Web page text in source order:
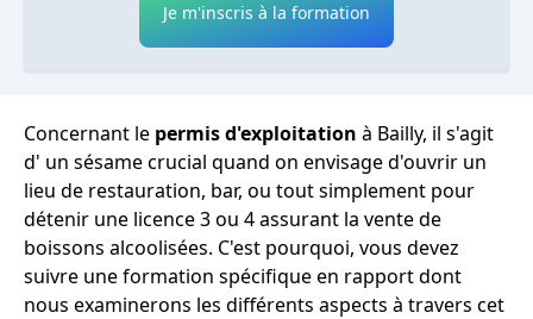
Je m'inscris à la formation
Concernant le permis d'exploitation à Bailly, il s'agit
d' un sésame crucial quand on envisage d'ouvrir un
lieu de restauration, bar, ou tout simplement pour
détenir une licence 3 ou 4 assurant la vente de
boissons alcoolisées. C'est pourquoi, vous devez
suivre une formation spécifique en rapport dont
nous examinerons les différents aspects à travers cet